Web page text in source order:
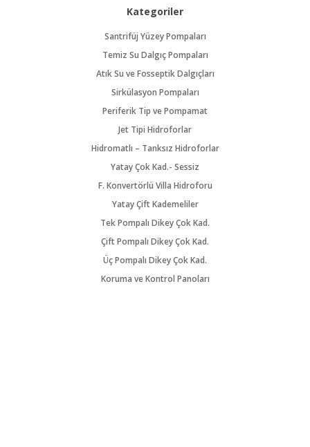
Kategoriler
Santrifüj Yüzey Pompaları
Temiz Su Dalgıç Pompaları
Atık Su ve Fosseptik Dalgıçları
Sirkülasyon Pompaları
Periferik Tip ve Pompamat
Jet Tipi Hidroforlar
Hidromatlı – Tanksız Hidroforlar
Yatay Çok Kad.- Sessiz
F. Konvertörlü Villa Hidroforu
Yatay Çift Kademeliler
Tek Pompalı Dikey Çok Kad.
Çift Pompalı Dikey Çok Kad.
Üç Pompalı Dikey Çok Kad.
Koruma ve Kontrol Panoları